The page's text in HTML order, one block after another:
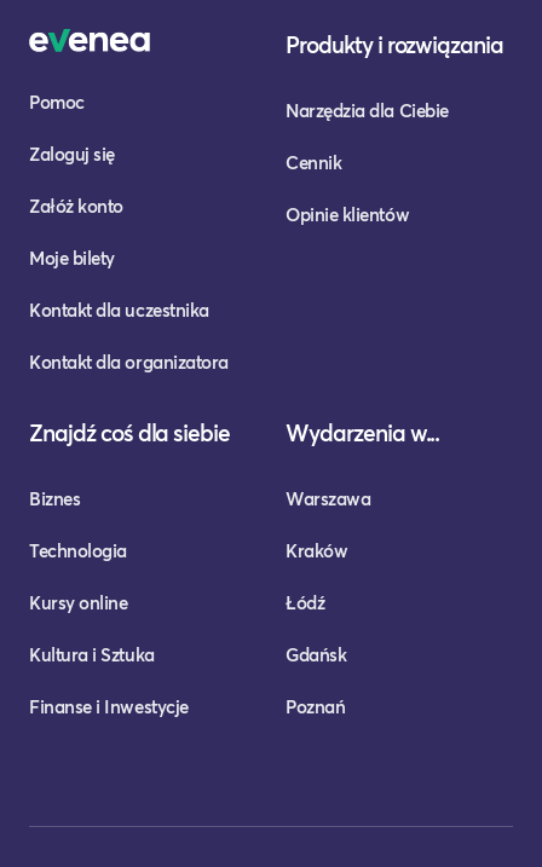
Pomoc
Zaloguj się
Załóż konto
Moje bilety
Kontakt dla uczestnika
Kontakt dla organizatora
Produkty i rozwiązania
Narzędzia dla Ciebie
Cennik
Opinie klientów
Znajdź coś dla siebie
Biznes
Technologia
Kursy online
Kultura i Sztuka
Finanse i Inwestycje
Wydarzenia w...
Warszawa
Kraków
Łódź
Gdańsk
Poznań